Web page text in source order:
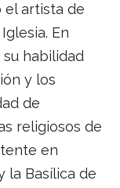
el artista de
En
habilidad
y los
de
religiosos de
en
la Basílica de